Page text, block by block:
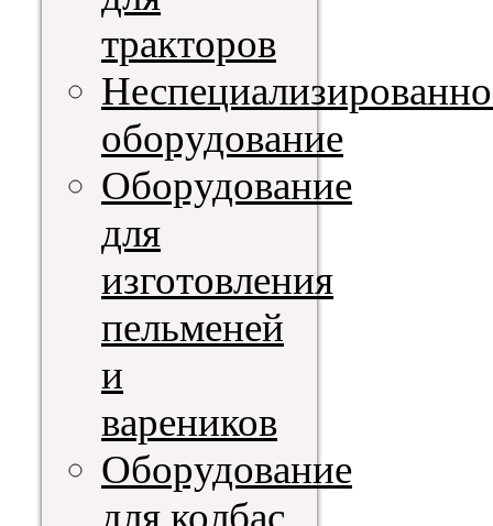
тракторов
оборудование
Оборудование
для
изготовления
пельменей
и
вареников
Оборудование
для колбас